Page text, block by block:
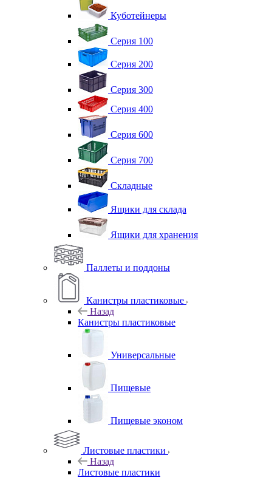
Куботейнеры
Серия 100
Серия 200
Серия 300
Серия 400
Серия 600
Серия 700
Складные
Ящики для склада
Ящики для хранения
Паллеты и поддоны
Канистры пластиковые
Назад
Канистры пластиковые
Универсальные
Пищевые
Пищевые эконом
Листовые пластики
Назад
Листовые пластики